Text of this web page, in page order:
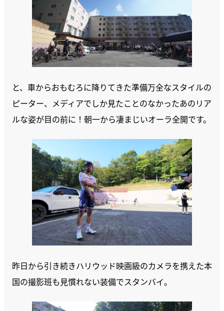
と、車からおもむろに降りてきた準備万全なスタイルの
ピーター、メディアでしか見たことのなかったあのリア
ルな姿が目の前に！朝一から凄まじいオーラ全開です。
昨日から引き続きハリウッド映画級のカメラを携えた本
国の撮影班も見慣れない装備でスタンバイ。